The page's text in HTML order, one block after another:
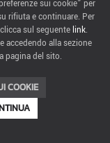
00139440408, Capitale Sociale
sui cookie” per
rifiuta e continuare. Per
sul seguente link.
accedendo alla sezione
pagina del sito.
COOKIE